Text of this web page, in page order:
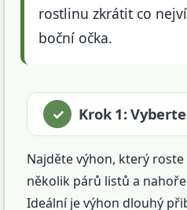
rostlinu zkrátit co
boční očka.
Krok 1:
Najděte výhon, který
několik párů listů a
Ideální je výhon dlouhý